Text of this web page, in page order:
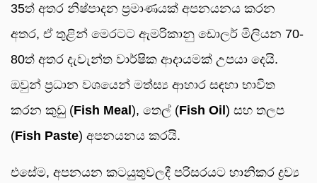
35ත් අතර නිෂ්පාදන ප්‍රමාණයක් අපනයනය කරන
අතර, ඒ තුළින් මෙරටට ඇමරිකානු ඩොලර් මිලියන 70-
80ත් අතර දැවැන්ත වාර්ෂික ආදායමක් උපයා දෙයි.
ඔවුන් ප්‍රධාන වශයෙන් මත්ස්‍ය ආහාර සඳහා භාවිත
කරන කුඩු (Fish Meal), තෙල් (Fish Oil) සහ තලප
(Fish Paste) අපනයනය කරයි.
එසේම, අපනයන කටයුතුවලදී පරිසරයට හානිකර ද්‍රව්‍ය